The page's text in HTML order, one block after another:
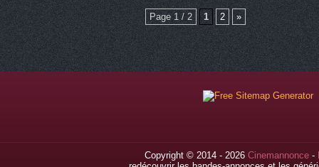
Page 1 / 2 1 2 »
Copyright © 2014 - 2026 Cinemannonce -